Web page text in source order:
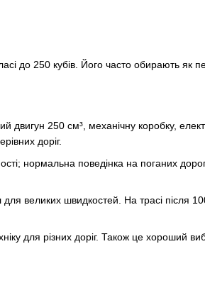
до 250 кубів. Його часто обирають як
двигун 250 см³, механічну коробку,
доріг.
нормальна поведінка на поганих
великих швидкостей. На трасі після
для різних доріг. Також це хороший